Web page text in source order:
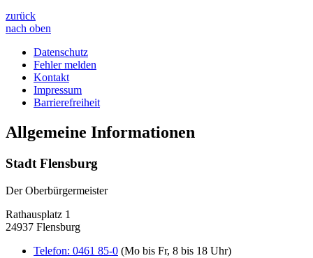
zurück
nach oben
Datenschutz
Fehler melden
Kontakt
Impressum
Barrierefreiheit
Allgemeine Informationen
Stadt Flensburg
Der Oberbürgermeister
Rathausplatz 1
24937 Flensburg
Telefon: 0461 85-0 (Mo bis Fr, 8 bis 18 Uhr)